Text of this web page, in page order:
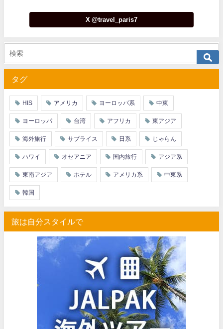
X @travel_paris7
タグ
HIS アメリカ ヨーロッパ系 中東
ヨーロッパ 台湾 アフリカ 東アジア
海外旅行 サプライス 日系 じゃらん
ハワイ オセアニア 国内旅行 アジア系
東南アジア ホテル アメリカ系 中東系
韓国
旅は自分スタイルで